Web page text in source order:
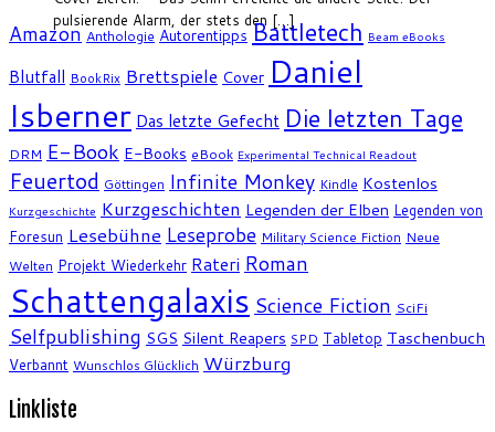
pulsierende Alarm, der stets den […]
Amazon Anthologie Autorentipps Battletech Beam eBooks
Blutfall BookRix Brettspiele Cover Daniel
Isberner Das letzte Gefecht Die letzten Tage
DRM E-Book E-Books eBook Experimental Technical Readout
Feuertod Göttingen Infinite Monkey Kindle Kostenlos
Kurzgeschichte Kurzgeschichten Legenden der Elben Legenden von
Foresun Lesebühne Leseprobe Military Science Fiction Neue
Welten Projekt Wiederkehr Rateri Roman
Schattengalaxis Science Fiction SciFi
Selfpublishing SGS Silent Reapers SPD Tabletop Taschenbuch
Verbannt Wunschlos Glücklich Würzburg
Linkliste